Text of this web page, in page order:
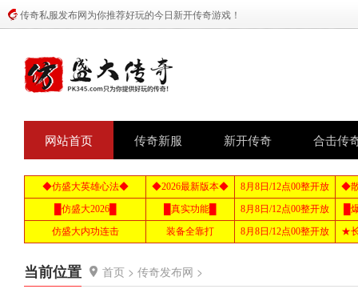
传奇私服发布网为你推荐好玩的今日新开传奇游戏！
网站首页 传奇新服 新开传奇 合击传
当前位置 首页 > 传奇发布网 >